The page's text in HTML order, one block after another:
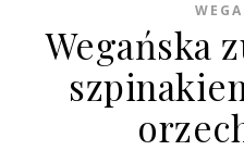
Wegańska